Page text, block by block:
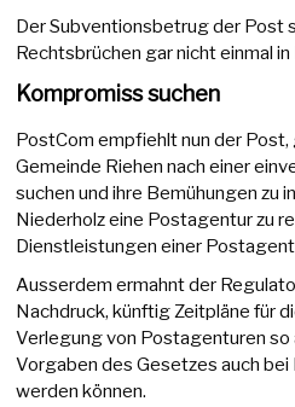
Der Subventionsbetrug der Post
Rechtsbrüchen gar nicht einmal
Kompromiss suchen
PostCom empfiehlt nun der
Gemeinde Riehen nach einer
suchen und ihre Bemühungen zu
Niederholz eine Postagentur zu
Dienstleistungen einer
Ausserdem ermahnt der
Nachdruck, künftig Zeitpläne für
Verlegung von Postagenturen
Vorgaben des Gesetzes auch
werden können.